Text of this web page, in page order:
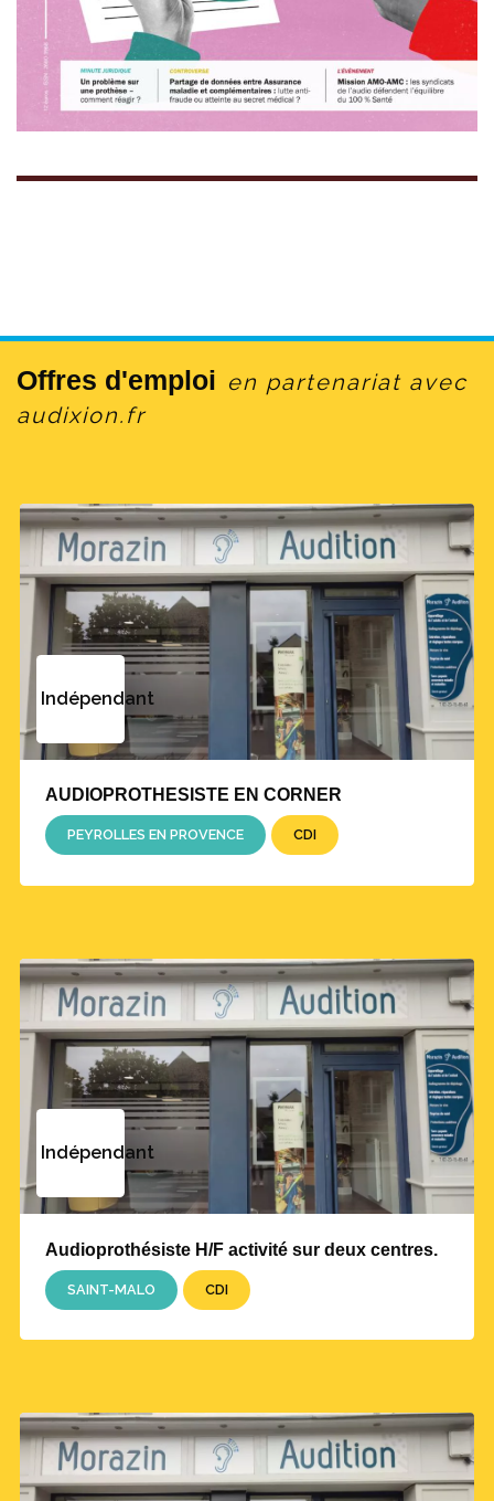
Offres d'emploi en partenariat avec
audixion.fr
Indépendant
AUDIOPROTHESISTE EN CORNER
PEYROLLES EN PROVENCE CDI
Indépendant
Audioprothésiste H/F activité sur deux centres.
SAINT-MALO CDI